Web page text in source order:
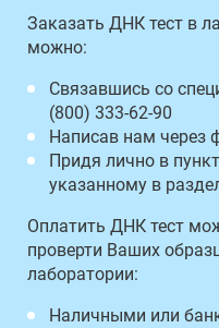
Заказать ДНК тест в
можно:
Связавшись со
(800) 333-62-90
Написав нам через
Придя лично в
указанному в
Оплатить ДНК тест
проверти Ваших
лаборатории:
Наличными или